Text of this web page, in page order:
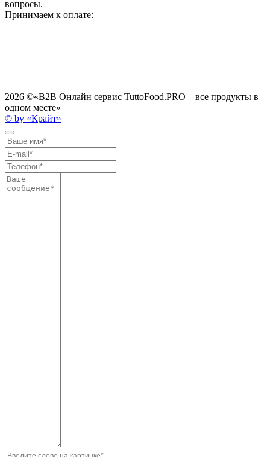
вопросы.
Принимаем к оплате:
2026 ©«B2B Онлайн сервис TuttoFood.PRO – все продукты в
одном месте»
© by «Крайт»